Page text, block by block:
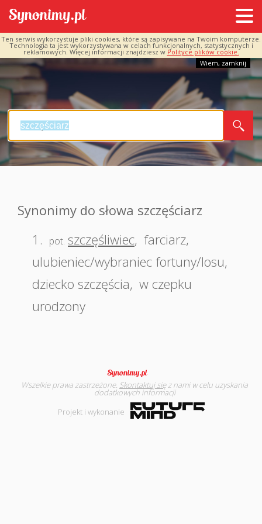
Ten serwis wykorzystuje pliki cookies, które są zapisywane na Twoim komputerze.
Technologia ta jest wykorzystywana w celach funkcjonalnych, statystycznych i
reklamowych. Więcej informacji znajdziesz w Polityce plików cookie.
Wiem, zamknij
Synonimy do słowa szczęściarz
1.
pot. szczęśliwiec, farciarz,
ulubieniec/wybraniec fortuny/losu,
dziecko szczęścia, w czepku
urodzony
Wszelkie prawa zastrzeżone. Skontaktuj sięz nami w celu uzyskania
dodatkowych informacji
Projekt i wykonanie